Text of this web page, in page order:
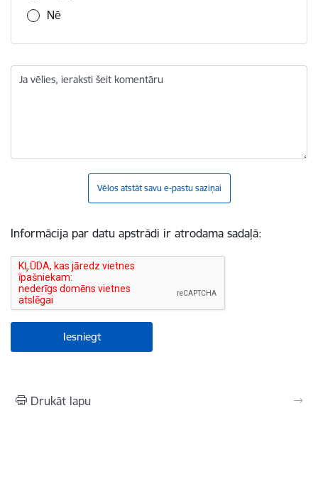
Nē
Ja vēlies, ieraksti šeit komentāru
Vēlos atstāt savu e-pastu saziņai
Informācija par datu apstrādi ir atrodama sadaļā:
Drukāt lapu